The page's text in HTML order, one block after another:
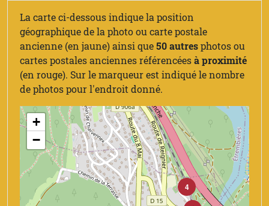
La carte ci-dessous indique la position
géographique de la photo ou carte postale
ancienne (en jaune) ainsi que50 autresphotos ou
cartes postales anciennes référencéesà proximité
(en rouge). Sur le marqueur est indiqué le nombre
de photos pour l'endroit donné.
4
+
−